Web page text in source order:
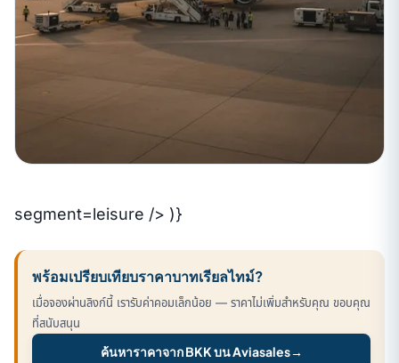
segment=leisure /> )}
พร้อมเปรียบเทียบราคาบาทเรียลไทม์?
เมื่อจองผ่านลิงก์นี้ เรารับค่าคอมเล็กน้อย — ราคาไม่เพิ่มสำหรับคุณ ขอบคุณ
ที่สนับสนุน
ค้นหาราคาจาก BKK บน Aviasales→